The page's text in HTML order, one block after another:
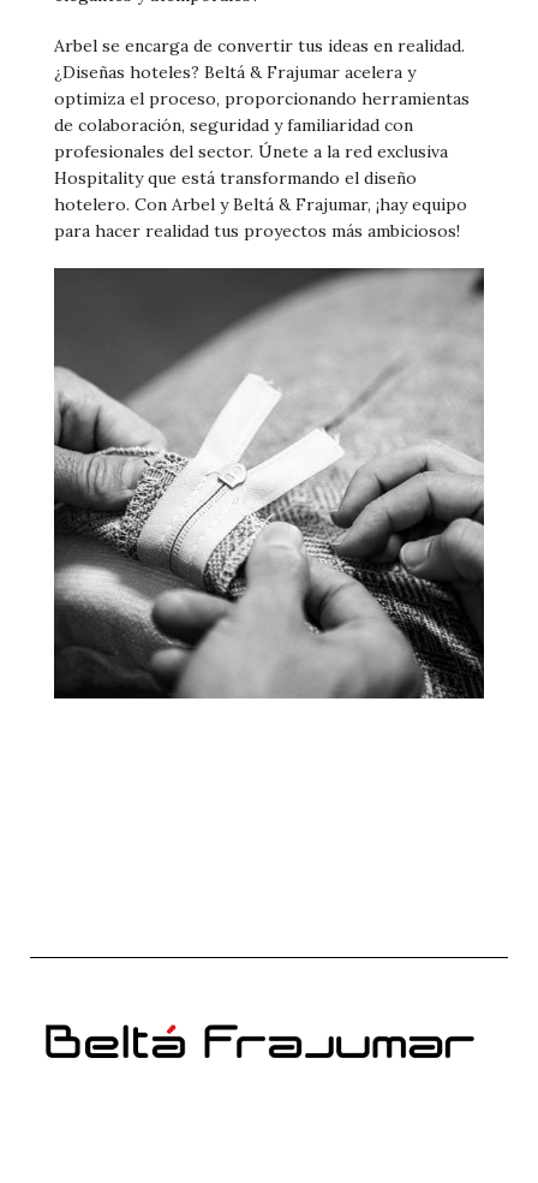
Arbel se encarga de convertir tus ideas en realidad.
¿Diseñas hoteles? Beltá & Frajumar acelera y
optimiza el proceso, proporcionando herramientas
de colaboración, seguridad y familiaridad con
profesionales del sector. Únete a la red exclusiva
Hospitality que está transformando el diseño
hotelero. Con Arbel y Beltá & Frajumar, ¡hay equipo
para hacer realidad tus proyectos más ambiciosos!